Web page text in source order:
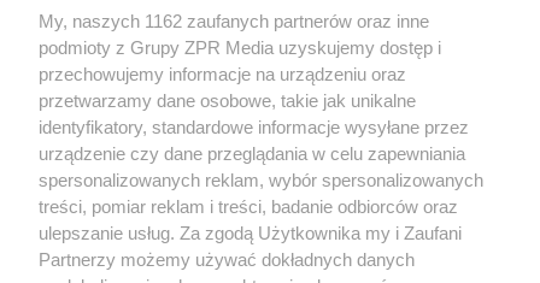
Żaden utwór zamieszczony w serwisie nie może być powielany i
rozpowszechniany lub dalej rozpowszechniany w jakikolwiek sposób
(w tym także elektroniczny lub mechaniczny) na jakimkolwiek polu
eksploatacji w jakiejkolwiek formie, włącznie z umieszczaniem w
Internecie bez pisemnej zgody właściciela praw. Jakiekolwiek użycie
lub wykorzystanie utworów w całości lub w części z naruszeniem
prawa, tzn. bez właściwej zgody, jest zabronione pod groźbą kary i
może być ścigane prawnie.
My, naszych 1162 zaufanych partnerów oraz inne
podmioty z Grupy ZPR Media uzyskujemy dostęp i
przechowujemy informacje na urządzeniu oraz
przetwarzamy dane osobowe, takie jak unikalne
identyfikatory, standardowe informacje wysyłane przez
urządzenie czy dane przeglądania w celu zapewniania
spersonalizowanych reklam, wybór spersonalizowanych
treści, pomiar reklam i treści, badanie odbiorców oraz
ulepszanie usług. Za zgodą Użytkownika my i Zaufani
Partnerzy możemy używać dokładnych danych